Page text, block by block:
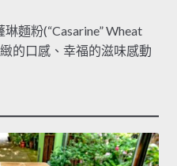
麵粉(“Casarine” Wheat
的口感、幸福的滋味感動